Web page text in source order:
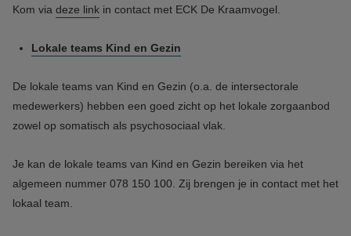
Kom via deze link in contact met ECK De Kraamvogel.
Lokale teams Kind en Gezin
De lokale teams van Kind en Gezin (o.a. de intersectorale
medewerkers) hebben een goed zicht op het lokale zorgaanbod
zowel op somatisch als psychosociaal vlak.
Je kan de lokale teams van Kind en Gezin bereiken via het
algemeen nummer 078 150 100. Zij brengen je in contact met het
lokaal team.